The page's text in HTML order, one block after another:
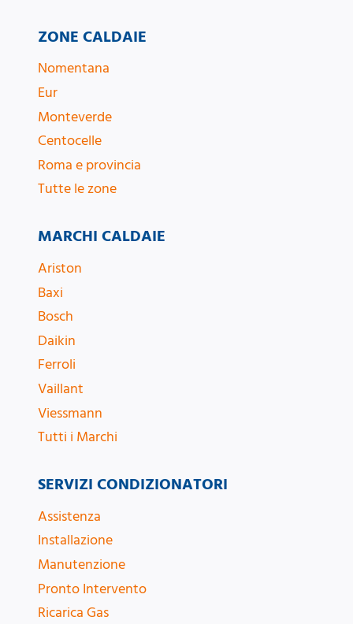
ZONE CALDAIE
Nomentana
Eur
Monteverde
Centocelle
Roma e provincia
Tutte le zone
MARCHI CALDAIE
Ariston
Baxi
Bosch
Daikin
Ferroli
Vaillant
Viessmann
Tutti i Marchi
SERVIZI CONDIZIONATORI
Assistenza
Installazione
Manutenzione
Pronto Intervento
Ricarica Gas